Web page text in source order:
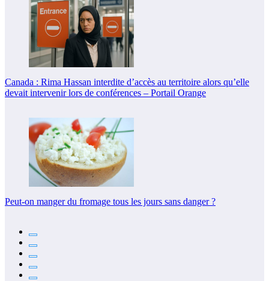
Canada : Rima Hassan interdite d’accès au territoire alors qu’elle
devait intervenir lors de conférences – Portail Orange
Peut-on manger du fromage tous les jours sans danger ?